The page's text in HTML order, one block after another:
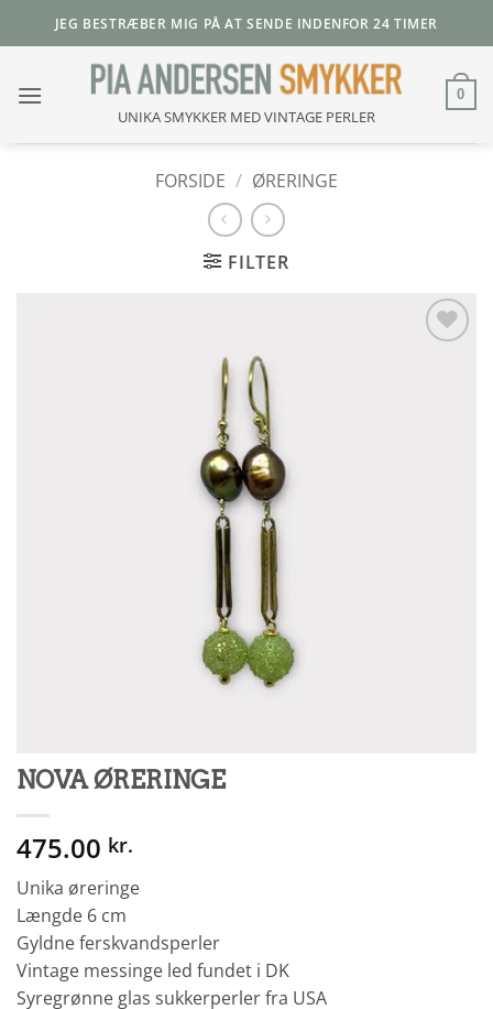
JEG BESTRÆBER MIG PÅ AT SENDE INDENFOR 24 TIMER
UNIKA SMYKKER MED VINTAGE PERLER
0
FORSIDE / ØRERINGE
FILTER
NOVA ØRERINGE
475.00 kr.
Unika øreringe
Længde 6 cm
Gyldne ferskvandsperler
Vintage messinge led fundet i DK
Syregrønne glas sukkerperler fra USA